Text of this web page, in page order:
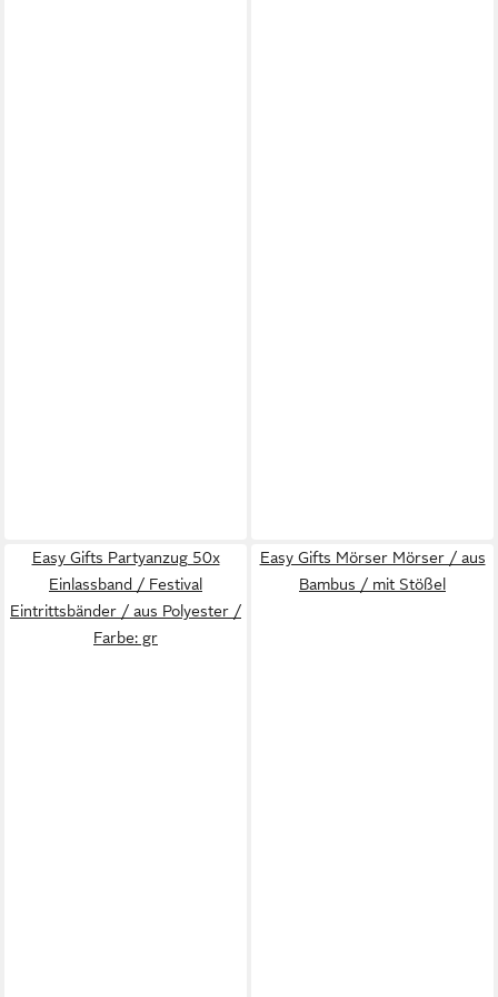
Easy Gifts Partyanzug 50x
Einlassband / Festival
Eintrittsbänder / aus Polyester /
Farbe: gr
Easy Gifts Mörser Mörser / aus
Bambus / mit Stößel